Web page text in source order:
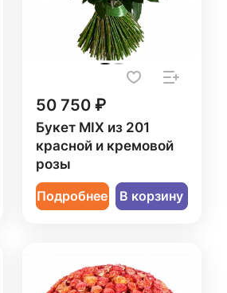
50 750 ₽
Букет MIX из 201
красной и кремовой
розы
Подробнее В корзину